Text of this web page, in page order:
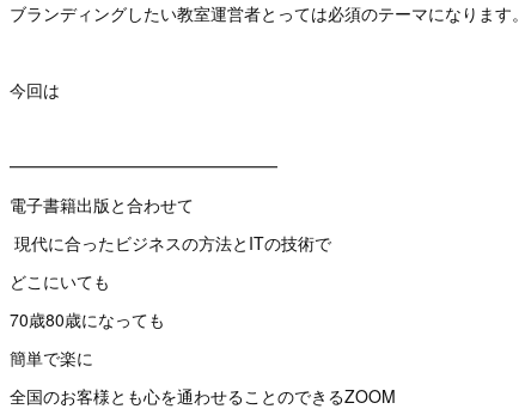
ブランディングしたい教室運営者とっては必須のテーマになります。
今回は
━━━━━━━━━━━━━━━━
電子書籍出版と合わせて
現代に合ったビジネスの方法とITの技術で
どこにいても
70歳80歳になっても
簡単で楽に
全国のお客様とも心を通わせることのできるZOOM